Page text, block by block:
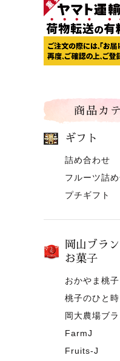
商品カ
ギフト
詰め合わせ
フルーツ詰
プチギフト
岡山ブラ
お菓子
おかやま桃子
桃子のひと時
岡大農場ブ
FarmJ
Fruits-J